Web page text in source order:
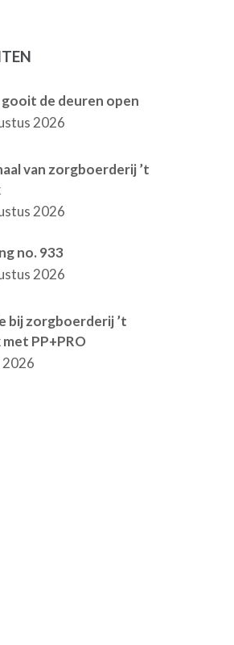
de deuren open
2026
van zorgboerderij ’t
2026
no. 933
2026
bij zorgboerderij ’t
PP+PRO
2026